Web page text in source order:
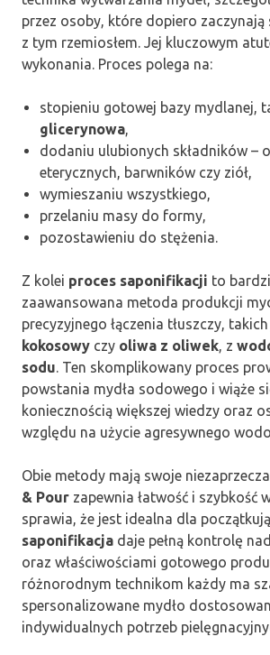
przez osoby, które dopiero zaczynają
z tym rzemiosłem. Jej kluczowym
wykonania. Proces polega na:
stopieniu gotowej bazy mydlanej,
glicerynowa,
dodaniu ulubionych składników –
eterycznych, barwników czy ziół,
wymieszaniu wszystkiego,
przelaniu masy do formy,
pozostawieniu do stężenia.
Z kolei proces saponifikacji to
zaawansowana metoda produkcji
precyzyjnego łączenia tłuszczy,
kokosowy czy oliwa z oliwek, z
sodu. Ten skomplikowany proces
powstania mydła sodowego i wiąże
koniecznością większej wiedzy oraz
względu na użycie agresywnego
Obie metody mają swoje
& Pour zapewnia łatwość i szybkość
sprawia, że jest idealna dla
saponifikacja daje pełną kontrolę
oraz właściwościami gotowego
różnorodnym technikom każdy ma
spersonalizowane mydło
indywidualnych potrzeb